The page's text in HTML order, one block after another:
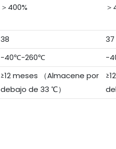
＞400% ＞
38 37
-40℃-260℃ -
≥12 meses （Almacene por
debajo de 33 ℃）